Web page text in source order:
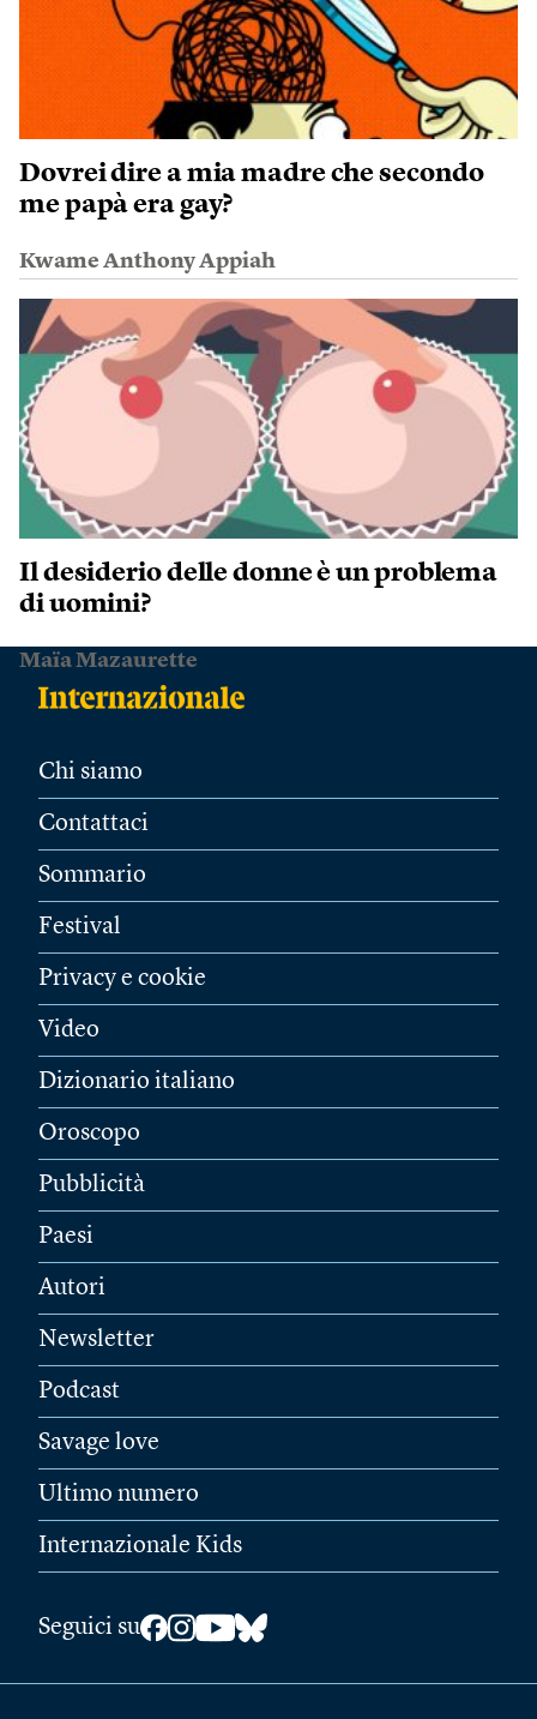
Dovrei dire a mia madre che secondo
me papà era gay?
Kwame Anthony Appiah
Il desiderio delle donne è un problema
di uomini?
Maïa Mazaurette
Chi siamo
Contattaci
Sommario
Festival
Privacy e cookie
Video
Dizionario italiano
Oroscopo
Pubblicità
Paesi
Autori
Newsletter
Podcast
Savage love
Ultimo numero
Internazionale Kids
Seguici su